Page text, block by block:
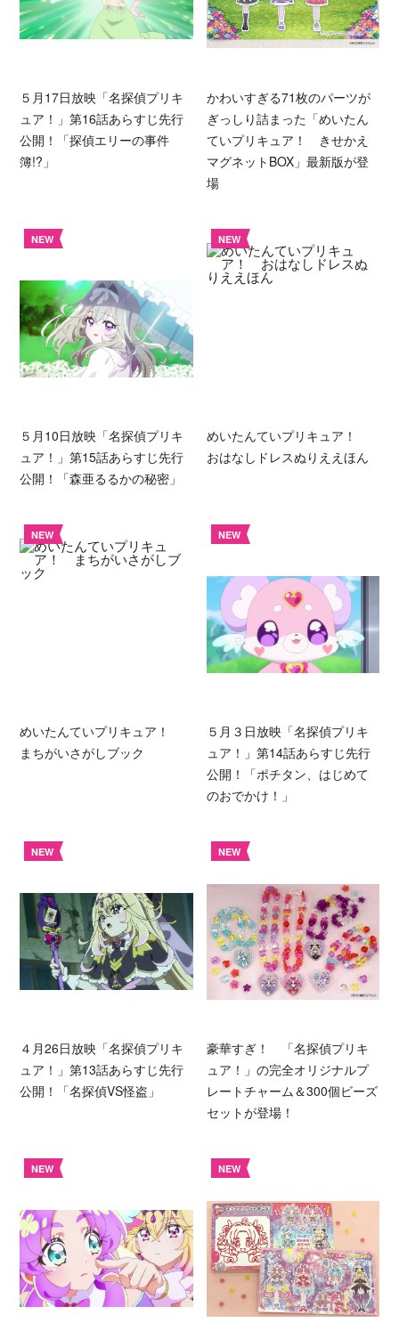
５月17日放映「名探偵プリキ
ュア！」第16話あらすじ先行
公開！「探偵エリーの事件
簿!?」
かわいすぎる71枚のパーツが
ぎっしり詰まった「めいたん
ていプリキュア！ きせかえ
マグネットBOX」最新版が登
場
NEW
５月10日放映「名探偵プリキ
ュア！」第15話あらすじ先行
公開！「森亜るるかの秘密」
NEW
めいたんていプリキュア！
おはなしドレスぬりええほん
NEW
めいたんていプリキュア！
まちがいさがしブック
NEW
５月３日放映「名探偵プリキ
ュア！」第14話あらすじ先行
公開！「ポチタン、はじめて
のおでかけ！」
NEW
４月26日放映「名探偵プリキ
ュア！」第13話あらすじ先行
公開！「名探偵VS怪盗」
NEW
豪華すぎ！ 「名探偵プリキ
ュア！」の完全オリジナルプ
レートチャーム＆300個ビーズ
セットが登場！
NEW NEW